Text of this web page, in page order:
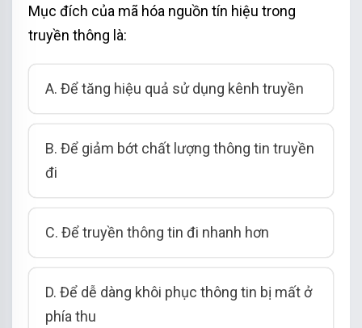
Mục đích của mã hóa nguồn tín hiệu trong
truyền thông là:
A. Để tăng hiệu quả sử dụng kênh truyền
B. Để giảm bớt chất lượng thông tin truyền
đi
C. Để truyền thông tin đi nhanh hơn
D. Để dễ dàng khôi phục thông tin bị mất ở
phía thu